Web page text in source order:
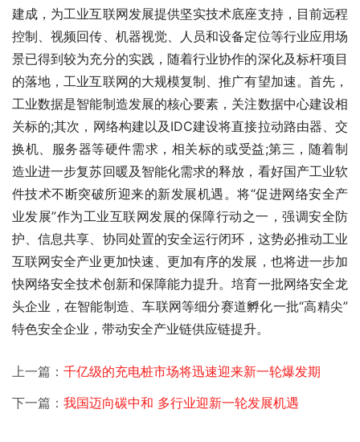
建成，为工业互联网发展提供坚实技术底座支持，目前远程
控制、视频回传、机器视觉、人员和设备定位等行业应用场
景已得到较为充分的实践，随着行业协作的深化及标杆项目
的落地，工业互联网的大规模复制、推广有望加速。首先，
工业数据是智能制造发展的核心要素，关注数据中心建设相
关标的;其次，网络构建以及IDC建设将直接拉动路由器、交
换机、服务器等硬件需求，相关标的或受益;第三，随着制
造业进一步复苏回暖及智能化需求的释放，看好国产工业软
件技术不断突破所迎来的新发展机遇。将“促进网络安全产
业发展”作为工业互联网发展的保障行动之一，强调安全防
护、信息共享、协同处置的安全运行闭环，这势必推动工业
互联网安全产业更加快速、更加有序的发展，也将进一步加
快网络安全技术创新和保障能力提升。培育一批网络安全龙
头企业，在智能制造、车联网等细分赛道孵化一批“高精尖”
特色安全企业，带动安全产业链供应链提升。
上一篇： 千亿级的充电桩市场将迅速迎来新一轮爆发期
下一篇： 我国迈向碳中和 多行业迎新一轮发展机遇